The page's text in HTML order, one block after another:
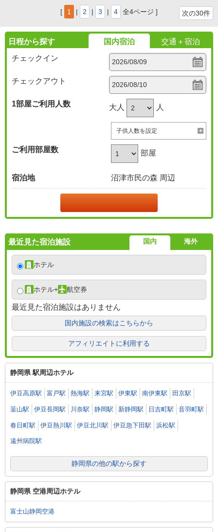
[ 1 | 2 | 3 | 4 全4ページ ] 次の30件
日程から探す 国内宿泊
交通＋宿泊
チェックイン
チェックアウト
1部屋ご利用人数 大人 人
子供人数を設定
ご利用部屋数 部屋
宿泊地 沼津市民の森 周辺
最近見た宿泊施設 国内 海外
ホテル
ホテル+ 航空券
最近見た宿泊施設はありません
国内施設の検索はこちらから
アフィリエイトに利用する
静岡県 駅周辺ホテル
伊豆高原駅 富戸駅 熱海駅 来宮駅 伊東駅 南伊東駅 田京駅
韮山駅 伊豆長岡駅 川奈駅 静岡駅 新静岡駅 日吉町駅 音羽町駅
春日町駅 伊豆熱川駅 伊豆北川駅 伊豆急下田駅 浜松駅
遠州病院駅
静岡県の他の駅から探す
静岡県 空港周辺ホテル
富士山静岡空港